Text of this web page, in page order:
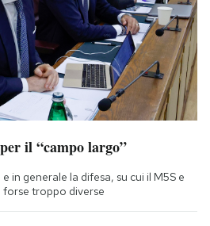
il “campo largo”
in generale la difesa, su cui il M5S e
forse troppo diverse